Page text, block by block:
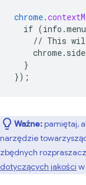
chrome.
if
// This
}
});
Ważne:pamiętaj,
narzędzie
zbędnych
dotyczących jakości